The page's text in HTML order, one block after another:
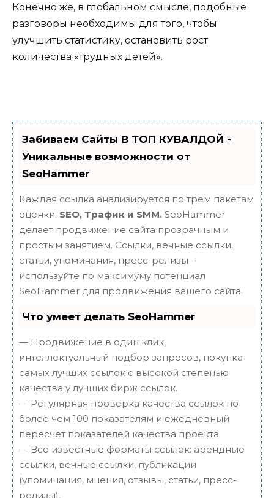
Конечно же, в глобальном смысле, подобные
разговоры необходимы для того, чтобы
улучшить статистику, остановить рост
количества «трудных детей».
Забиваем Сайты В ТОП КУВАЛДОЙ -
Уникальные возможности от
SeoHammer
Каждая ссылка анализируется по трем пакетам
оценки: SEO, Трафик и SMM. SeoHammer
делает продвижение сайта прозрачным и
простым занятием. Ссылки, вечные ссылки,
статьи, упоминания, пресс-релизы -
используйте по максимуму потенциал
SeoHammer для продвижения вашего сайта.
Что умеет делать SeoHammer
— Продвижение в один клик,
интеллектуальный подбор запросов, покупка
самых лучших ссылок с высокой степенью
качества у лучших бирж ссылок.
— Регулярная проверка качества ссылок по
более чем 100 показателям и ежедневный
пересчет показателей качества проекта.
— Все известные форматы ссылок: арендные
ссылки, вечные ссылки, публикации
(упоминания, мнения, отзывы, статьи, пресс-
релизы).